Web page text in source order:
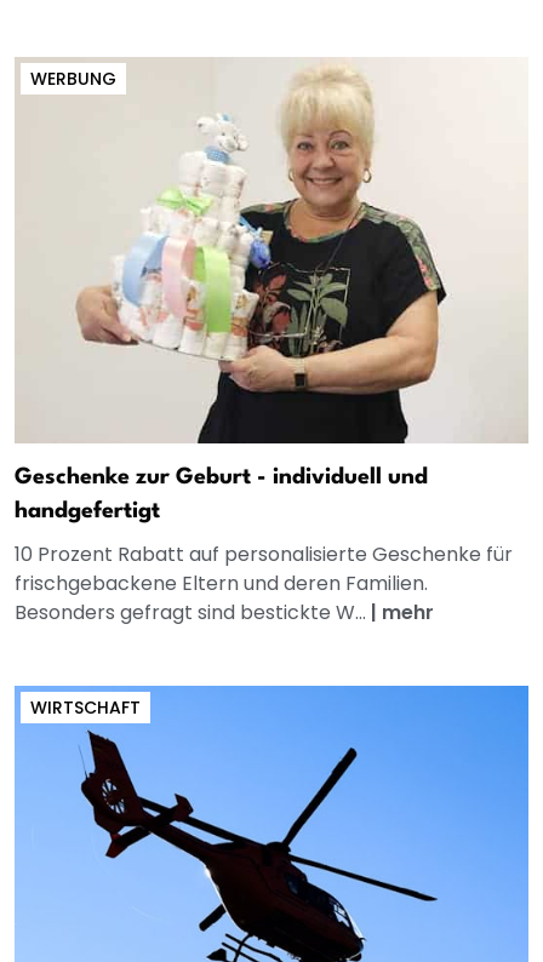
WERBUNG
Geschenke zur Geburt - individuell und
handgefertigt
10 Prozent Rabatt auf personalisierte Geschenke für
frischgebackene Eltern und deren Familien.
Besonders gefragt sind bestickte W... | mehr
WIRTSCHAFT